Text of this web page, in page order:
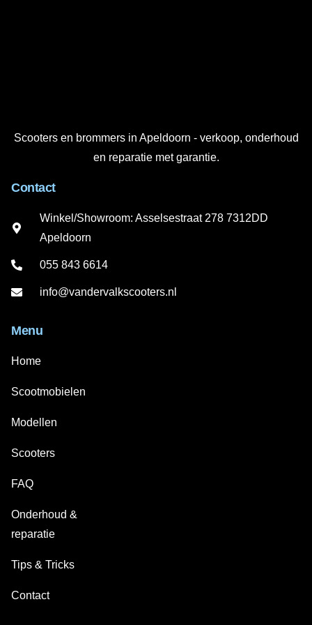
Scooters en brommers in Apeldoorn - verkoop, onderhoud
en reparatie met garantie.
Contact
Winkel/Showroom: Asselsestraat 278 7312DD
Apeldoorn
055 843 6614
info@vandervalkscooters.nl
Menu
Home
Scootmobielen
Modellen
Scooters
FAQ
Onderhoud &
reparatie
Tips & Tricks
Contact